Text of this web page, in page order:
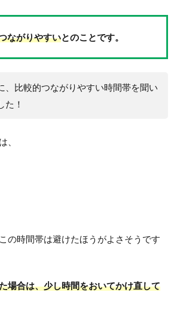
ながりやすいとのことです。
、比較的つながりやすい時間帯を聞い
た！
、
の時間帯は避けたほうがよさそうです
場合は、少し時間をおいてかけ直して